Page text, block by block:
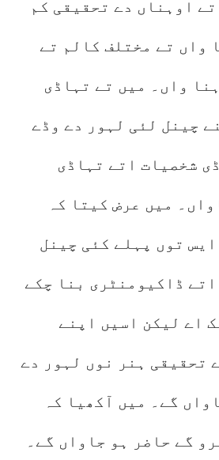
اوہناں دے تحقیقی کم
واں تے مختلف کالم تے
واں۔ میں تے تہاڈی
چینل لئی لہور دے وڈے
شخصیات اتے تہاڈی
میں عرض کیتا کہ
توں پہلے کئی چینل
ڈاکیومنٹری بنا چکے
اے لیکن اسیں اپنے
تحقیقی ہنر نوں لہور دے
گے۔ میں آکھیا کہ
گے حاضر ہو جاواں گے۔